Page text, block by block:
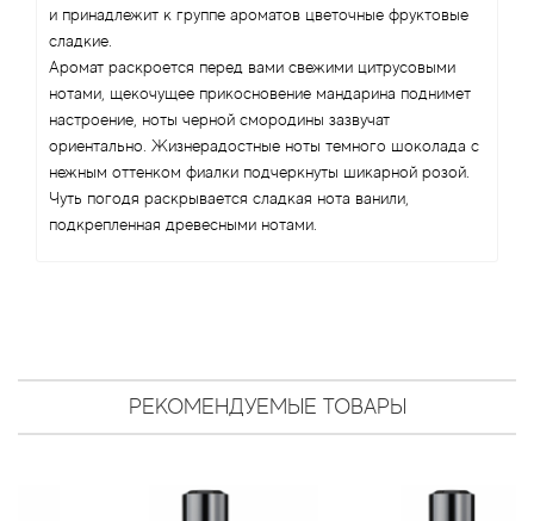
и принадлежит к группе ароматов цветочные фруктовые
сладкие.
Аромат раскроется перед вами свежими цитрусовыми
нотами, щекочущее прикосновение мандарина поднимет
настроение, ноты черной смородины зазвучат
ориентально. Жизнерадостные ноты темного шоколада с
нежным оттенком фиалки подчеркнуты шикарной розой.
Чуть погодя раскрывается сладкая нота ванили,
подкрепленная древесными нотами.
РЕКОМЕНДУЕМЫЕ ТОВАРЫ
Antonio Visconti
Aquolina
Arabesque Perfumes
Arabiyat
Armand Basi